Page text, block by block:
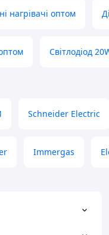
нагрівачі оптом
Світлодіод
Schneider Electric
Immergas